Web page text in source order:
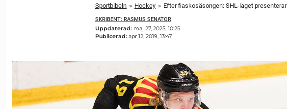
Sportbibeln » Hockey » Efter fiaskosäsongen: SHL-laget
SKRIBENT: RASMUS SENATOR
Uppdaterad: maj 27, 2025, 10:25
Publicerad: apr 12, 2019, 13:47